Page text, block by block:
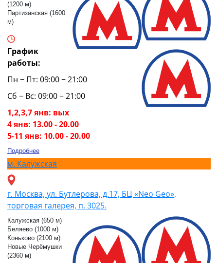
(1200 м)
Партизанская (1600
м)
График
работы:
Пн − Пт: 09:00 − 21:00
Сб − Вс: 09:00 − 21:00
1,2,3,7 янв: вых
4 янв: 13.00 - 20.00
5-11 янв: 10.00 - 20.00
Подробнее
м. Калужская
г. Москва, ул. Бутлерова, д.17, БЦ «Neo Geo»,
торговая галерея, п. 3025.
Калужская (650 м)
Беляево (1000 м)
Коньково (2100 м)
Новые Черёмушки
(2360 м)